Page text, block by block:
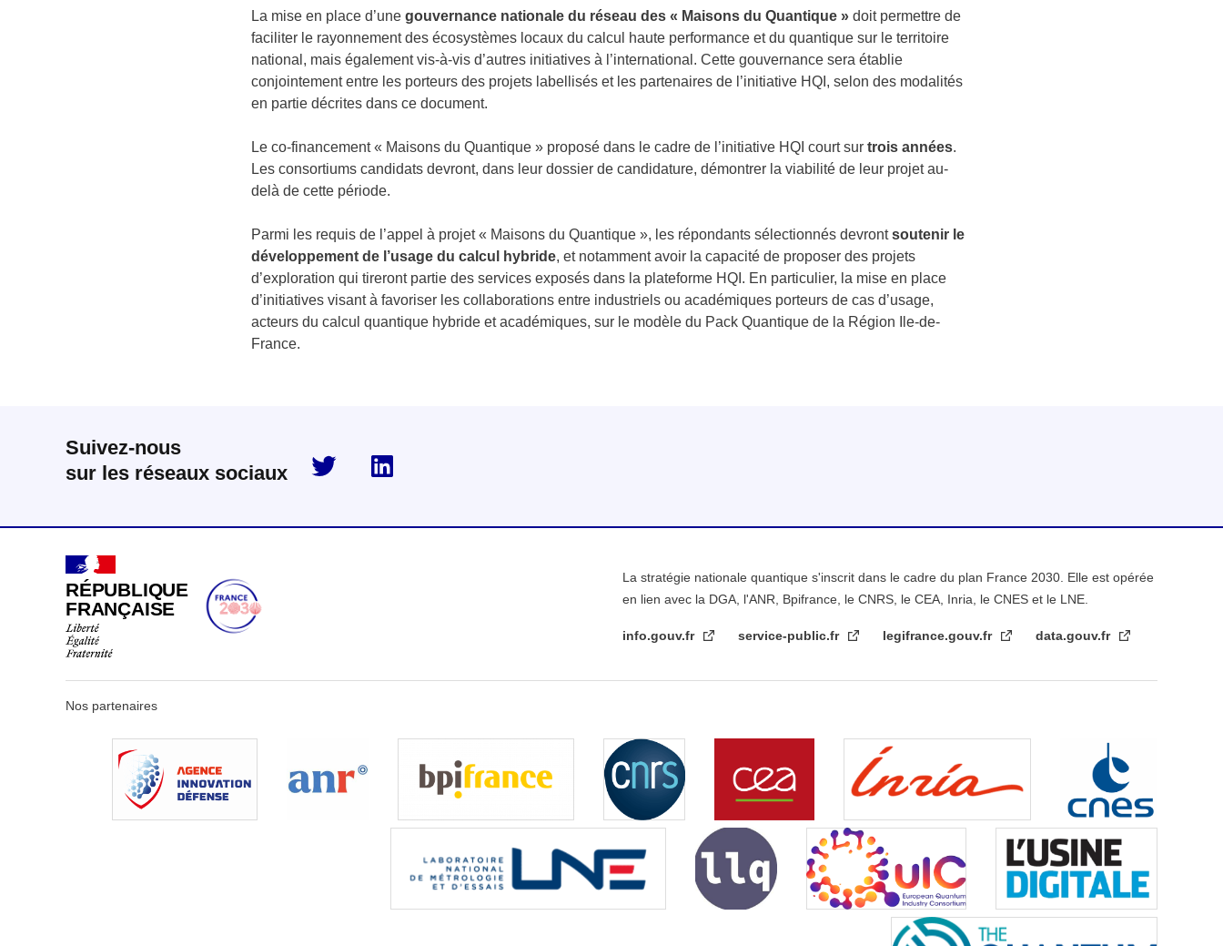
La mise en place d’une gouvernance nationale du réseau des « Maisons du Quantique » doit permettre de
faciliter le rayonnement des écosystèmes locaux du calcul haute performance et du quantique sur le territoire
national, mais également vis-à-vis d’autres initiatives à l’international. Cette gouvernance sera établie
conjointement entre les porteurs des projets labellisés et les partenaires de l’initiative HQI, selon des modalités
en partie décrites dans ce document.
Le co-financement « Maisons du Quantique » proposé dans le cadre de l’initiative HQI court sur trois années.
Les consortiums candidats devront, dans leur dossier de candidature, démontrer la viabilité de leur projet au-
delà de cette période.
Parmi les requis de l’appel à projet « Maisons du Quantique », les répondants sélectionnés devrontsoutenir le
développement de l’usage du calcul hybride, et notamment avoir la capacité de proposer des projets
d’exploration qui tireront partie des services exposés dans la plateforme HQI. En particulier, la mise en place
d’initiatives visant à favoriser les collaborations entre industriels ou académiques porteurs de cas d’usage,
acteurs du calcul quantique hybride et académiques, sur le modèle du Pack Quantique de la Région Ile-de-
France.
Suivez-nous
sur les réseaux sociaux
twitter
RÉPUBLIQUE
FRANÇAISE
La stratégie nationale quantique s'inscrit dans le cadre du plan France 2030. Elle est opérée
en lien avec la DGA, l'ANR, Bpifrance, le CNRS, le CEA, Inria, le CNES et le LNE.
info.gouv.fr service-public.fr legifrance.gouv.fr data.gouv.fr
Nos partenaires